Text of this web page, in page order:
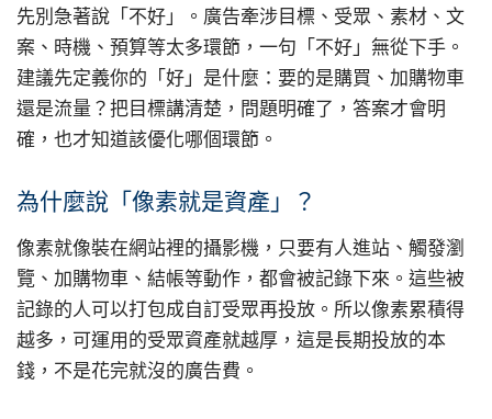
先別急著說「不好」。廣告牽涉目標、受眾、素材、文
案、時機、預算等太多環節，一句「不好」無從下手。
建議先定義你的「好」是什麼：要的是購買、加購物車
還是流量？把目標講清楚，問題明確了，答案才會明
確，也才知道該優化哪個環節。
為什麼說「像素就是資產」？
像素就像裝在網站裡的攝影機，只要有人進站、觸發瀏
覽、加購物車、結帳等動作，都會被記錄下來。這些被
記錄的人可以打包成自訂受眾再投放。所以像素累積得
越多，可運用的受眾資產就越厚，這是長期投放的本
錢，不是花完就沒的廣告費。